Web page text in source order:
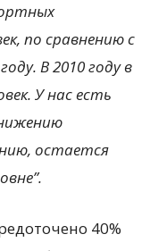
по сравнению с
В 2010 году в
У нас есть
остается
40%